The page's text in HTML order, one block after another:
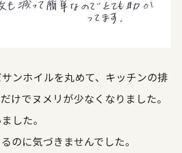
ンホイルを丸めて、キッチンの排
けでヌメリが少なくなりました。
した。
のに気づきませんでした。